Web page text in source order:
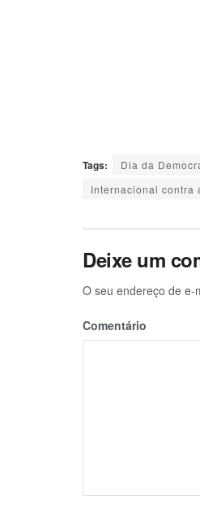
Tags: Dia da
Internacional contra
Deixe um
O seu endereço de e-
Comentário